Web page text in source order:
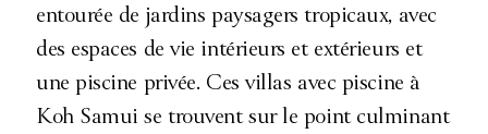
entourée de jardins paysagers tropicaux, avec
des espaces de vie intérieurs et extérieurs et
une piscine privée. Ces villas avec piscine à
Koh Samui se trouvent sur le point culminant